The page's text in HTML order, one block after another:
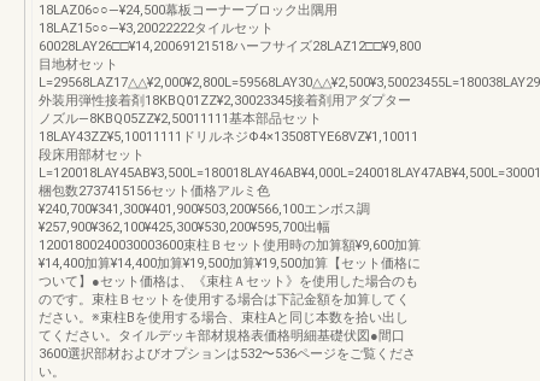
18LAZ06○○―¥24,500幕板コーナーブロック出隅用
18LAZ15○○―¥3,20022222タイルセット
60028LAY26□□¥14,20069121518ハーフサイズ28LAZ12□□¥9,800
目地材セット
外装用弾性接着剤18KBQ01ZZ¥2,30023345接着剤用アダプター
ノズル―8KBQ05ZZ¥2,50011111基本部品セット
18LAY43ZZ¥5,10011111ドリルネジΦ4×13508TYE68VZ¥1,10011
段床用部材セット
梱包数2737415156セット価格アルミ色
¥240,700¥341,300¥401,900¥503,200¥566,100エンボス調
¥257,900¥362,100¥425,300¥530,200¥595,700出幅
12001800240030003600束柱Ｂセット使用時の加算額¥9,600加算
¥14,400加算¥14,400加算¥19,500加算¥19,500加算【セット価格に
ついて】●セット価格は、《束柱Ａセット》を使用した場合のも
のです。束柱Ｂセットを使用する場合は下記金額を加算してく
ださい。※束柱Bを使用する場合、束柱Aと同じ本数を拾い出し
てください。タイルデッキ部材規格表価格明細基礎伏図●間口
3600選択部材およびオプションは532〜536ページをご覧くださ
い。